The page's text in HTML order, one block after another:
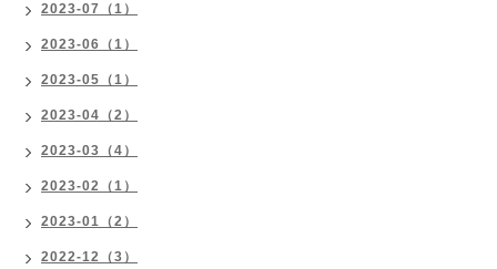
2023-07（1）
2023-06（1）
2023-05（1）
2023-04（2）
2023-03（4）
2023-02（1）
2023-01（2）
2022-12（3）